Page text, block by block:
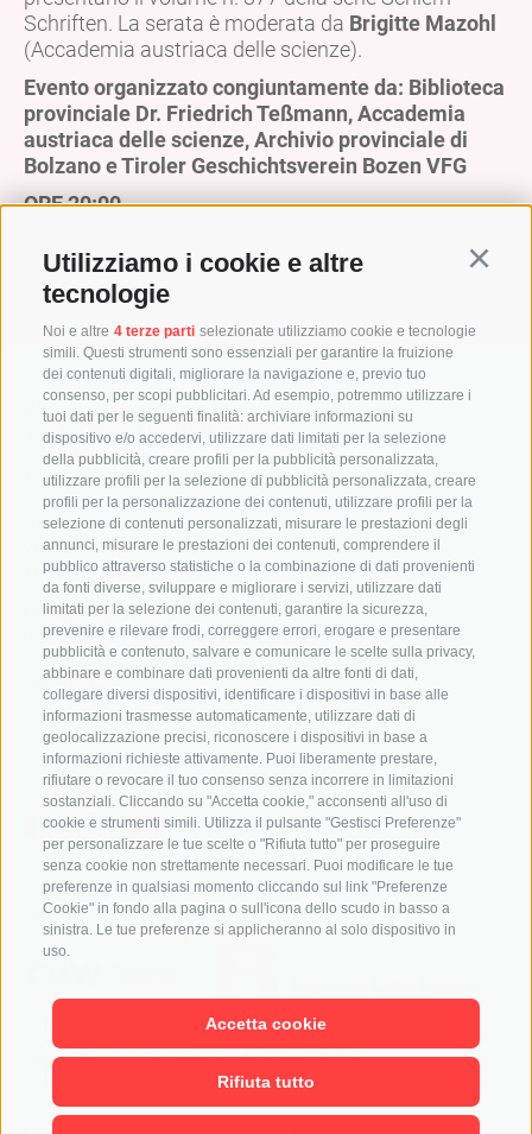
Utilizziamo i cookie e altre
tecnologie
Noi e altre 4 terze parti selezionate utilizziamo cookie e tecnologie
simili. Questi strumenti sono essenziali per garantire la fruizione
dei contenuti digitali, migliorare la navigazione e, previo tuo
consenso, per scopi pubblicitari. Ad esempio, potremmo utilizzare i
tuoi dati per le seguenti finalità: archiviare informazioni su
dispositivo e/o accedervi, utilizzare dati limitati per la selezione
della pubblicità, creare profili per la pubblicità personalizzata,
utilizzare profili per la selezione di pubblicità personalizzata, creare
profili per la personalizzazione dei contenuti, utilizzare profili per la
selezione di contenuti personalizzati, misurare le prestazioni degli
annunci, misurare le prestazioni dei contenuti, comprendere il
pubblico attraverso statistiche o la combinazione di dati provenienti
da fonti diverse, sviluppare e migliorare i servizi, utilizzare dati
limitati per la selezione dei contenuti, garantire la sicurezza,
prevenire e rilevare frodi, correggere errori, erogare e presentare
pubblicità e contenuto, salvare e comunicare le scelte sulla privacy,
abbinare e combinare dati provenienti da altre fonti di dati,
collegare diversi dispositivi, identificare i dispositivi in base alle
informazioni trasmesse automaticamente, utilizzare dati di
geolocalizzazione precisi, riconoscere i dispositivi in base a
informazioni richieste attivamente. Puoi liberamente prestare,
rifiutare o revocare il tuo consenso senza incorrere in limitazioni
sostanziali. Cliccando su "Accetta cookie," acconsenti all'uso di
cookie e strumenti simili. Utilizza il pulsante "Gestisci Preferenze"
per personalizzare le tue scelte o "Rifiuta tutto" per proseguire
senza cookie non strettamente necessari. Puoi modificare le tue
preferenze in qualsiasi momento cliccando sul link "Preferenze
Cookie" in fondo alla pagina o sull'icona dello scudo in basso a
sinistra. Le tue preferenze si applicheranno al solo dispositivo in
uso.
Accetta cookie
Rifiuta tutto
Schriften. La serata è moderata da Brigitte Mazohl
(Accademia austriaca delle scienze).
Evento organizzato congiuntamente da: Biblioteca
provinciale Dr. Friedrich Teßmann, Accademia
austriaca delle scienze, Archivio provinciale di
Bolzano e Tiroler Geschichtsverein Bozen VFG
ORE 20:00
> All'archivio
Biblioteca Provinciale Dr. Friedrich Teßmann
Via A.-Diaz 8 / I-39100 Bolzano
info@tessmann.it
+39 0471 471814
Follow us
Amministrazione:
verwaltung@tessmann.it
verwaltung@pec.tessmann.it
Orari di apertura:
dal lunedì al venerdì dalle 9.00 alle 19.00
sabato dalle 9.00 alle 16.00 (luglio e agosto dalle 9.00
alle 12.30)
Partner